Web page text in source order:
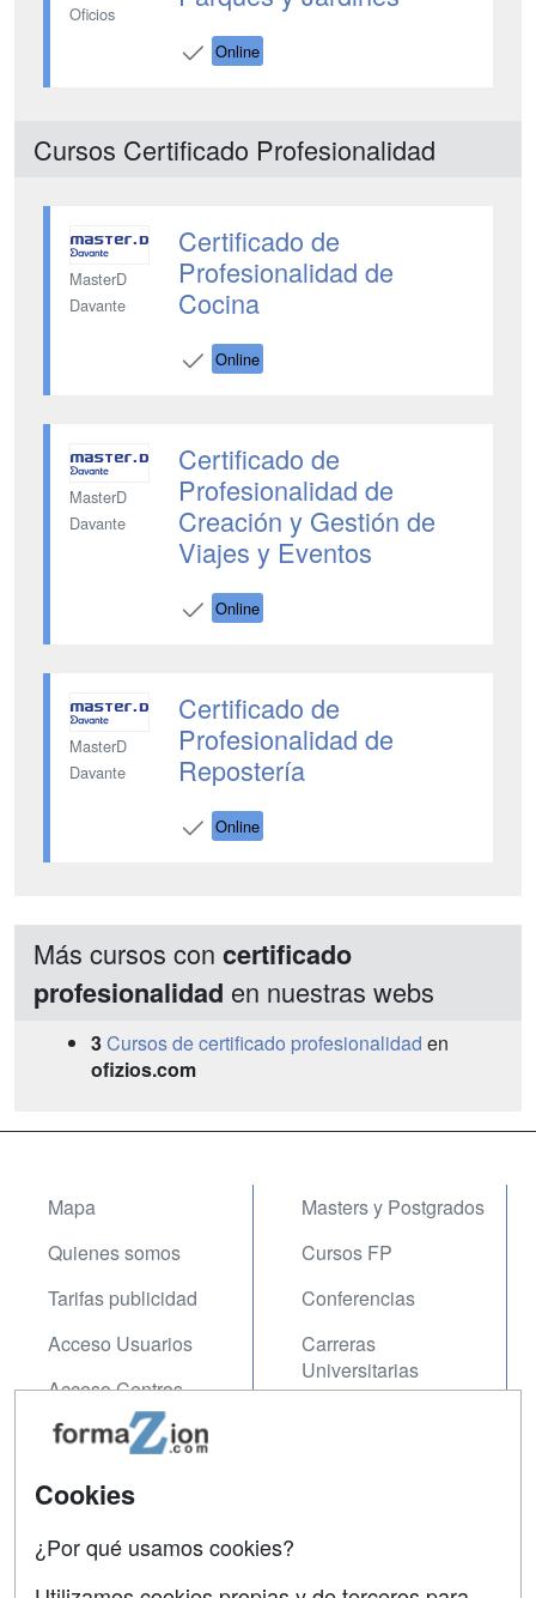
Oficios
Online
Cursos Certificado Profesionalidad
MasterD
Davante
Certificado de
Profesionalidad de
Cocina
Online
MasterD
Davante
Certificado de
Profesionalidad de
Creación y Gestión de
Viajes y Eventos
Online
MasterD
Davante
Certificado de
Profesionalidad de
Repostería
Online
Más cursos con certificado
profesionalidad en nuestras webs
3Cursos de certificado profesionalidad en
ofizios.com
Mapa
Quienes somos
Tarifas publicidad
Acceso Usuarios
Acceso Centros
Masters y Postgrados
Cursos FP
Conferencias
Carreras
Universitarias
Contactar
Cookies
¿Por qué usamos cookies?